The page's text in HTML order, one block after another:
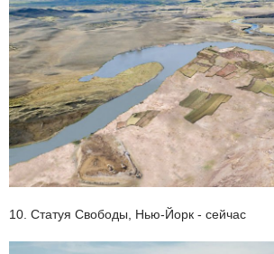
10. Статуя Свободы, Нью-Йорк - сейчас